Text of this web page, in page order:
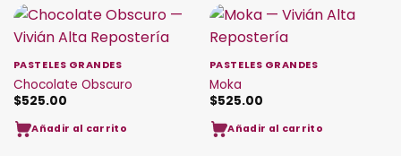
PASTELES GRANDES
Chocolate Obscuro
$525.00
Añadir al carrito
PASTELES GRANDES
Moka
$525.00
Añadir al carrito